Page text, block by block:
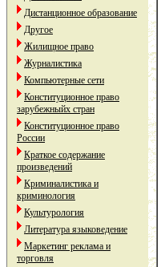
Дистанционное образование
Другое
Жилищное право
Журналистика
Компьютерные сети
Конституционное право
зарубежныйх стран
Конституционное право
России
Краткое содержание
произведений
Криминалистика и
криминология
Культурология
Литература языковедение
Маркетинг реклама и
торговля